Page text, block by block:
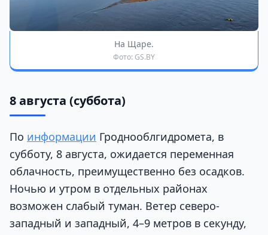
На Щаре.
Фото: GS.BY
8 августа (суббота)
По информации Гроднооблгидромета, в
субботу, 8 августа, ожидается переменная
облачность, преимущественно без осадков.
Ночью и утром в отдельных районах
возможен слабый туман. Ветер северо-
западный и западный, 4–9 метров в секунду,